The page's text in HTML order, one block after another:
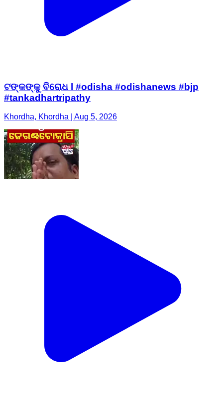
ଟଙ୍କଙ୍କୁ ବିରୋଧ l #odisha #odishanews #bjp
#tankadhartripathy
Khordha, Khordha | Aug 5, 2026